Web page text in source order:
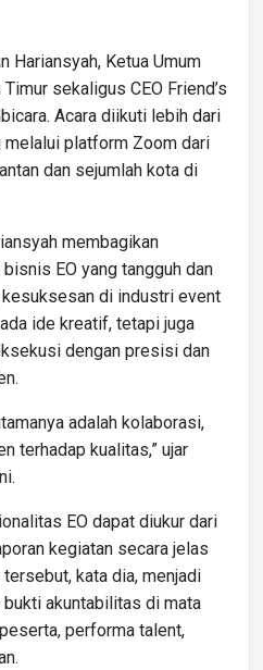
Hariansyah, Ketua Umum
sekaligus CEO Friend’s
Acara diikuti lebih dari
platform Zoom dari
dan sejumlah kota di
membagikan
EO yang tangguh dan
di industri event
ide kreatif, tetapi juga
dengan presisi dan
adalah kolaborasi,
terhadap kualitas,” ujar
EO dapat diukur dari
kegiatan secara jelas
kata dia, menjadi
akuntabilitas di mata
performa talent,